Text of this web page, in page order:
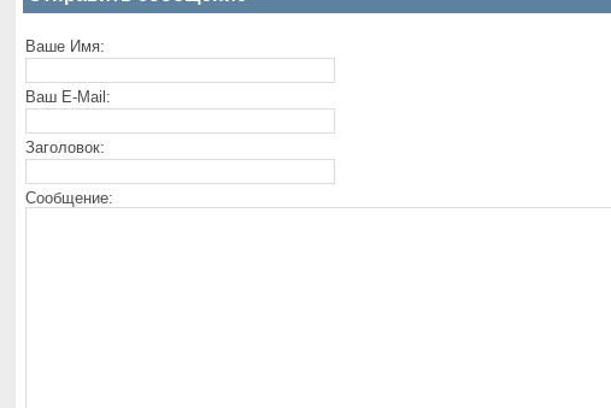
Ваше Имя:
Ваш E-Mail:
Заголовок:
Сообщение: